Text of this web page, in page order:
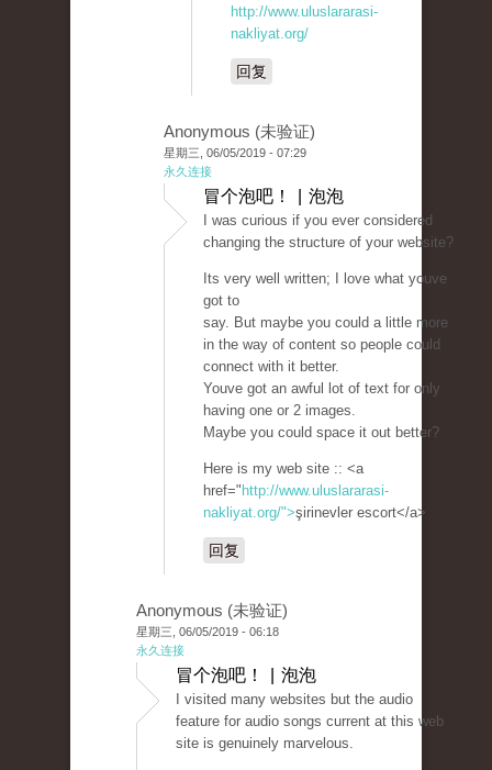
http://www.uluslararasi-
nakliyat.org/
回复
Anonymous (未验证)
星期三, 06/05/2019 - 07:29
永久连接
冒个泡吧！ | 泡泡
I was curious if you ever considered
changing the structure of your website?
Its very well written; I love what youve
got to
say. But maybe you could a little more
in the way of content so people could
connect with it better.
Youve got an awful lot of text for only
having one or 2 images.
Maybe you could space it out better?
Here is my web site :: <a
href=" http://www.uluslararasi-
nakliyat.org/">şirinevler escort</a>
回复
Anonymous (未验证)
星期三, 06/05/2019 - 06:18
永久连接
冒个泡吧！ | 泡泡
I visited many websites but the audio
feature for audio songs current at this web
site is genuinely marvelous.